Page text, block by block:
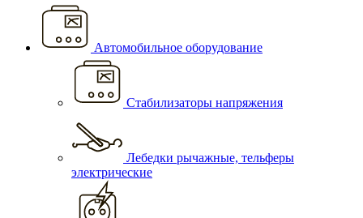
Автомобильное оборудование
Стабилизаторы напряжения
Лебедки рычажные, тельферы
электрические